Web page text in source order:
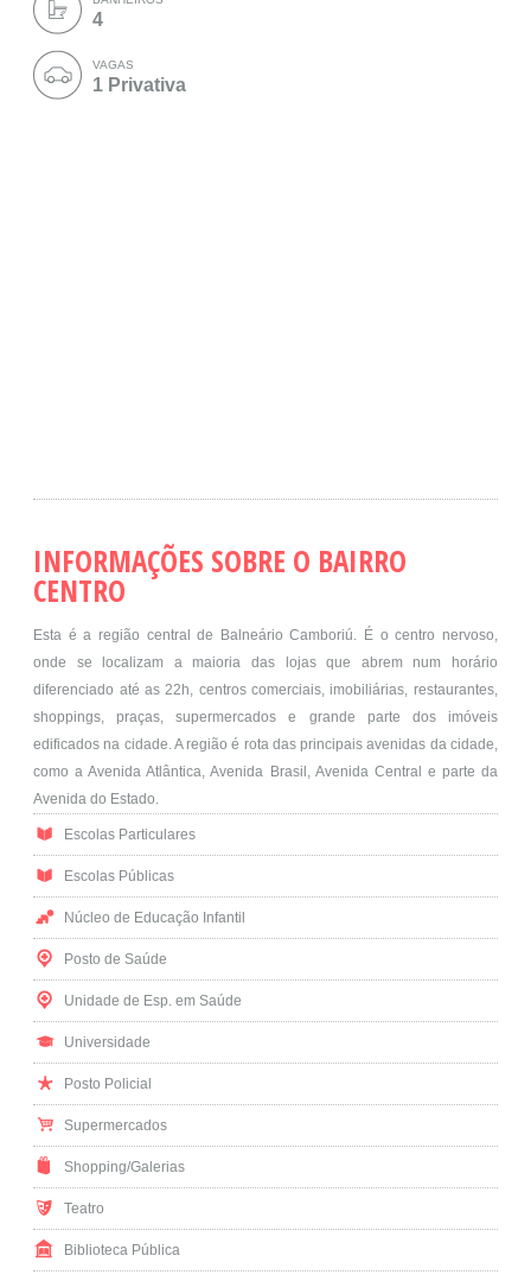
4
VAGAS
1 Privativa
INFORMAÇÕES SOBRE O BAIRRO
CENTRO
Esta é a região central de Balneário Camboriú. É o centro nervoso,
onde se localizam a maioria das lojas que abrem num horário
diferenciado até as 22h, centros comerciais, imobiliárias, restaurantes,
shoppings, praças, supermercados e grande parte dos imóveis
edificados na cidade. A região é rota das principais avenidas da cidade,
como a Avenida Atlântica, Avenida Brasil, Avenida Central e parte da
Avenida do Estado.
Escolas Particulares
Escolas Públicas
Núcleo de Educação Infantil
Posto de Saúde
Unidade de Esp. em Saúde
Universidade
Posto Policial
Supermercados
Shopping/Galerias
Teatro
Biblioteca Pública